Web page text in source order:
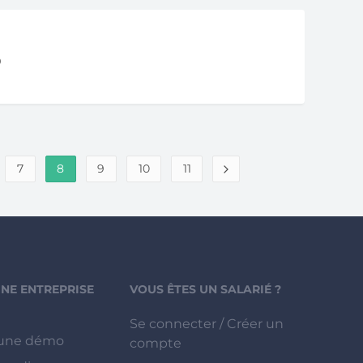
7 8 9 10 11
ENTREPRISE
démo
VOUS ÊTES UN SALARIÉ ?
Se connecter / Créer un
compte